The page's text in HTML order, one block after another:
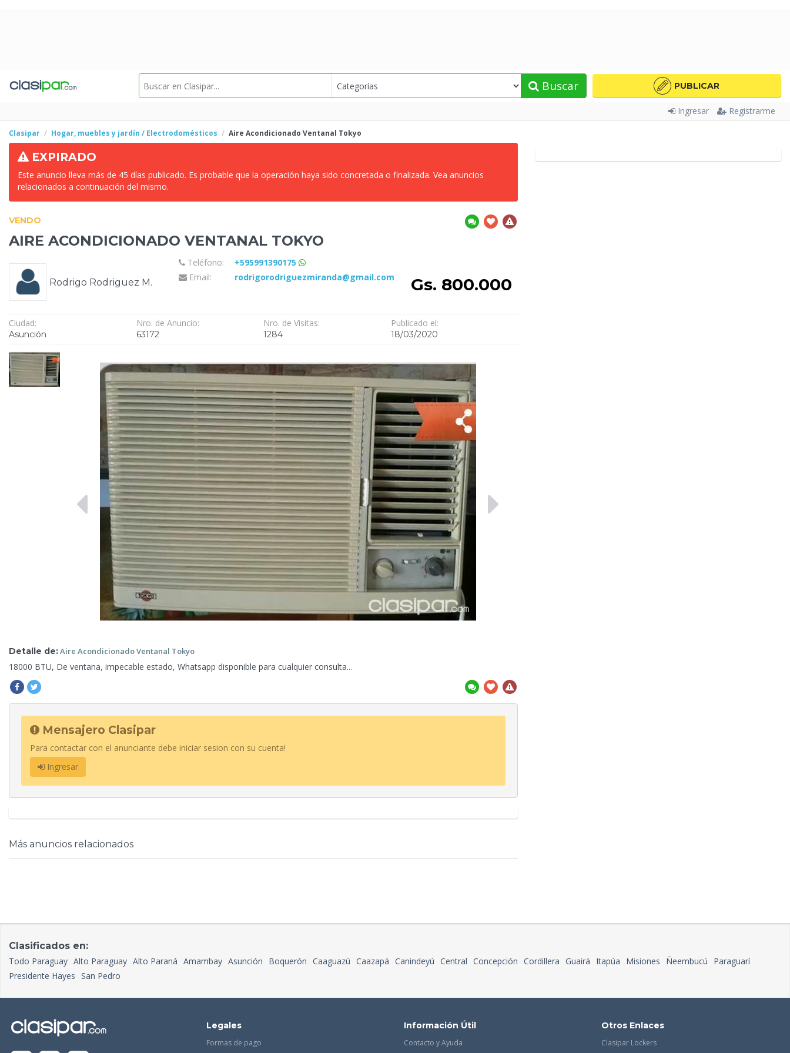
Buscar PUBLICAR
Ingresar Registrarme
Clasipar Hogar, muebles y jardín / Electrodomésticos Aire Acondicionado Ventanal Tokyo
EXPIRADO
Este anuncio lleva más de 45 días publicado. Es probable que la operación haya sido concretada o finalizada. Vea anuncios
relacionados a continuación del mismo.
VENDO
AIRE ACONDICIONADO VENTANAL TOKYO
Rodrigo Rodriguez M.
Teléfono:
+595991390175
Email:
rodrigorodriguezmiranda@gmail.com Gs. 800.000
Ciudad:
Asunción
Nro. de Anuncio:
63172
Nro. de Visitas:
1284
Publicado el:
18/03/2020
Detalle de:Aire AcondicionadoVentanal Tokyo
18000 BTU, De ventana, impecable estado, Whatsapp disponible para cualquier consulta...
Mensajero Clasipar
Para contactar con el anunciante debe iniciar sesion con su cuenta!
Ingresar
Más anuncios relacionados
Clasificados en:
Todo Paraguay Alto Paraguay Alto Paraná Amambay Asunción Boquerón Caaguazú Caazapá Canindeyú Central Concepción Cordillera Guairá Itapúa Misiones Ñeembucú
Paraguarí
Presidente Hayes San Pedro
Legales
Formas de pago
Información Útil
Contacto y Ayuda
Otros Enlaces
Clasipar Lockers